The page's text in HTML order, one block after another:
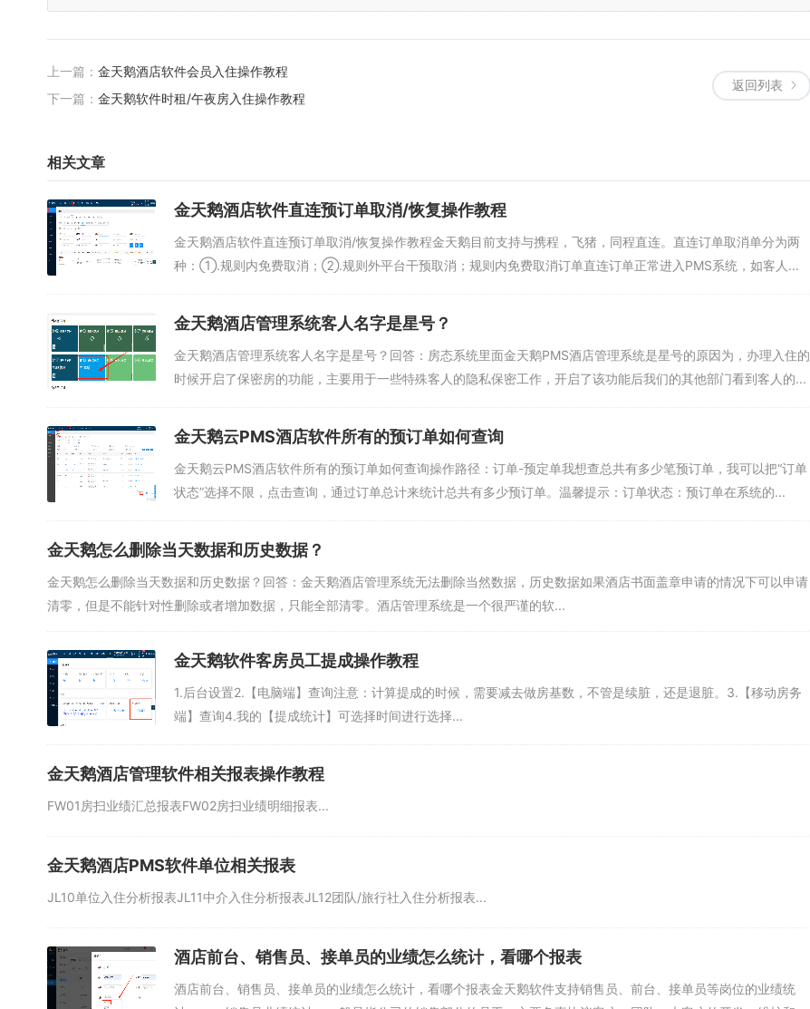
返回列表
上一篇： 金天鹅酒店软件会员入住操作教程
下一篇： 金天鹅软件时租/午夜房入住操作教程
相关文章
金天鹅酒店软件直连预订单取消/恢复操作教程
金天鹅酒店软件直连预订单取消/恢复操作教程金天鹅目前支持与携程，飞猪，同程直连。直连订单取消单分为两
种：①.规则内免费取消；②.规则外平台干预取消；规则内免费取消订单直连订单正常进入PMS系统，如客人...
金天鹅酒店管理系统客人名字是星号？
金天鹅酒店管理系统客人名字是星号？回答：房态系统里面金天鹅PMS酒店管理系统是星号的原因为，办理入住的
时候开启了保密房的功能，主要用于一些特殊客人的隐私保密工作，开启了该功能后我们的其他部门看到客人的...
金天鹅云PMS酒店软件所有的预订单如何查询
金天鹅云PMS酒店软件所有的预订单如何查询操作路径：订单-预定单我想查总共有多少笔预订单，我可以把“订单
状态”选择不限，点击查询，通过订单总计来统计总共有多少预订单。温馨提示：订单状态：预订单在系统的...
金天鹅怎么删除当天数据和历史数据？
金天鹅怎么删除当天数据和历史数据？回答：金天鹅酒店管理系统无法删除当然数据，历史数据如果酒店书面盖章申请的情况下可以申请
清零，但是不能针对性删除或者增加数据，只能全部清零。酒店管理系统是一个很严谨的软...
金天鹅软件客房员工提成操作教程
1.后台设置2.【电脑端】查询注意：计算提成的时候，需要减去做房基数，不管是续脏，还是退脏。3.【移动房务
端】查询4.我的【提成统计】可选择时间进行选择...
金天鹅酒店管理软件相关报表操作教程
FW01房扫业绩汇总报表FW02房扫业绩明细报表...
金天鹅酒店PMS软件单位相关报表
JL10单位入住分析报表JL11中介入住分析报表JL12团队/旅行社入住分析报表...
酒店前台、销售员、接单员的业绩怎么统计，看哪个报表
酒店前台、销售员、接单员的业绩怎么统计，看哪个报表金天鹅软件支持销售员、前台、接单员等岗位的业绩统